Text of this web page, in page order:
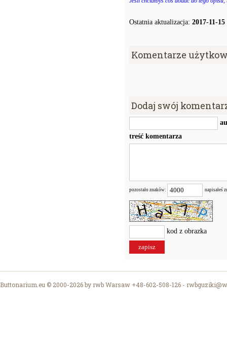
Ostatnia aktualizacja: 2017-11-15
Komentarze
Dodaj swój
treść komentarza
pozostało znaków: napisałeś
kod z obrazka
Buttonarium.eu © 2000-2026 by rwb Warsaw +48-602-508-126 -